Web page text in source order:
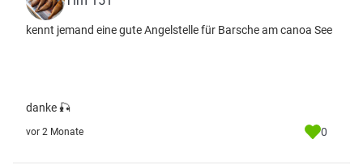
kennt jemand eine gute Angelstelle für Barsche am canoa See
danke 🎣
vor 2 Monate 0